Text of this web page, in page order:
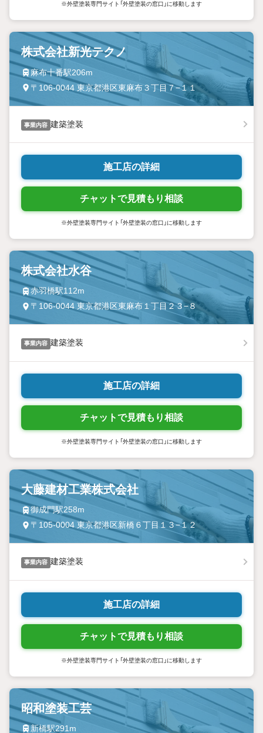
※外壁塗装専門サイト「外壁塗装の窓口」に移動します
株式会社新光テクノ
麻布十番駅206m
〒106-0044 東京都港区東麻布３丁目７−１１
事業内容 建築塗装
施工店の詳細
チャットで見積もり相談
※外壁塗装専門サイト「外壁塗装の窓口」に移動します
株式会社水谷
赤羽橋駅112m
〒106-0044 東京都港区東麻布１丁目２３−８
事業内容 建築塗装
施工店の詳細
チャットで見積もり相談
※外壁塗装専門サイト「外壁塗装の窓口」に移動します
大藤建材工業株式会社
御成門駅258m
〒105-0004 東京都港区新橋６丁目１３−１２
事業内容 建築塗装
施工店の詳細
チャットで見積もり相談
※外壁塗装専門サイト「外壁塗装の窓口」に移動します
昭和塗装工芸
新橋駅291m